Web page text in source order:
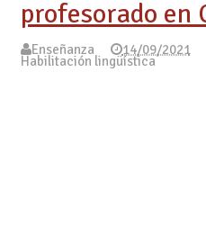
profesorado en
Enseñanza 14/09/2021
Habilitación lingüística